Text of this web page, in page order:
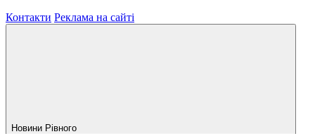
Контакти Реклама на сайті
Новини Рiвного